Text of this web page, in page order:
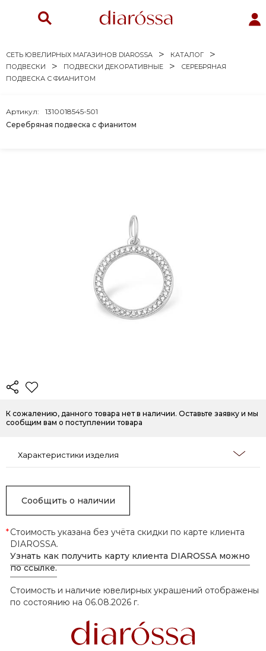
СЕТЬ ЮВЕЛИРНЫХ МАГАЗИНОВ DIAROSSA
КАТАЛОГ
ПОДВЕСКИ
ПОДВЕСКИ ДЕКОРАТИВНЫЕ
СЕРЕБРЯНАЯ
ПОДВЕСКА С ФИАНИТОМ
Серебряная подвеска с фианитом
Артикул: 1310018545-501
К сожалению, данного товара нет в наличии. Оставьте заявку и мы
сообщим вам о поступлении товара
Характеристики изделия
Сообщить о наличии
*Стоимость указана без учёта скидки по карте клиента
DIAROSSA.
Узнать как получить карту клиента DIAROSSA можно
по ссылке.
Стоимость и наличие ювелирных украшений отображены
по состоянию на 06.08.2026 г.